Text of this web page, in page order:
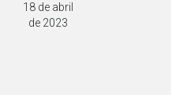
18 de abril
de 2023